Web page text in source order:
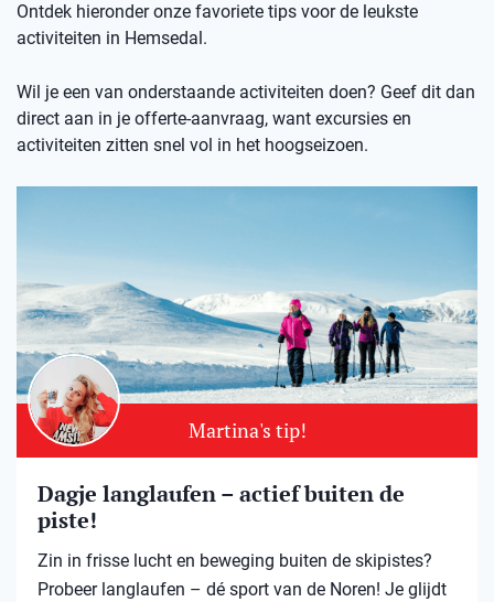
Ontdek hieronder onze favoriete tips voor de leukste
activiteiten in Hemsedal.
Wil je een van onderstaande activiteiten doen? Geef dit dan
direct aan in je offerte-aanvraag, want excursies en
activiteiten zitten snel vol in het hoogseizoen.
Martina's tip!
Dagje langlaufen – actief buiten de
piste!
Zin in frisse lucht en beweging buiten de skipistes?
Probeer langlaufen – dé sport van de Noren! Je glijdt